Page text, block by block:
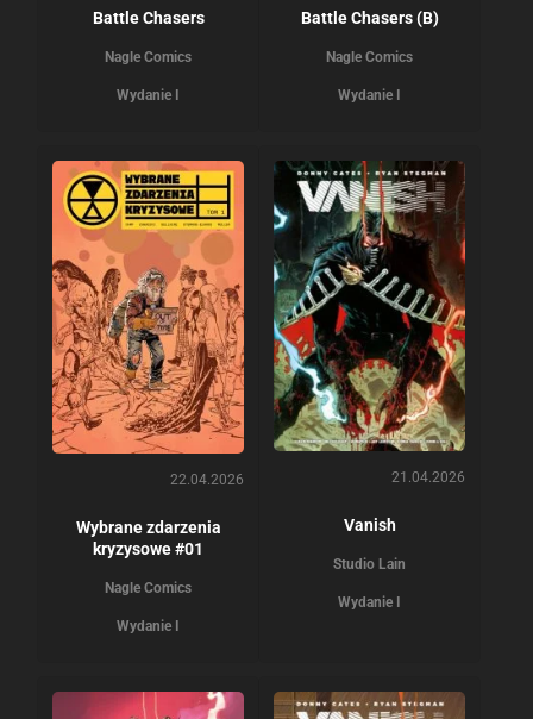
Battle Chasers
Nagle Comics
Wydanie I
Battle Chasers (B)
Nagle Comics
Wydanie I
22.04.2026
Wybrane zdarzenia
kryzysowe #01
Nagle Comics
Wydanie I
21.04.2026
Vanish
Studio Lain
Wydanie I